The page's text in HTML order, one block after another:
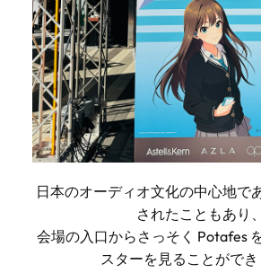
日本のオーディオ文化の中心地で
されたこともあり、
会場の入口からさっそく Potafes
スターを見ることができ